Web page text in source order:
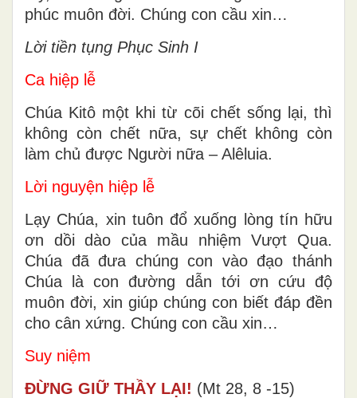
phúc muôn đời. Chúng con cầu xin…
Lời tiền tụng Phục Sinh I
Ca hiệp lễ
Chúa Kitô một khi từ cõi chết sống lại, thì
không còn chết nữa, sự chết không còn
làm chủ được Người nữa – Alêluia.
Lời nguyện hiệp lễ
Lạy Chúa, xin tuôn đổ xuống lòng tín hữu
ơn dồi dào của mầu nhiệm Vượt Qua.
Chúa đã đưa chúng con vào đạo thánh
Chúa là con đường dẫn tới ơn cứu độ
muôn đời, xin giúp chúng con biết đáp đền
cho cân xứng. Chúng con cầu xin…
Suy niệm
ĐỪNG GIỮ THẦY LẠI! (Mt 28, 8 -15)